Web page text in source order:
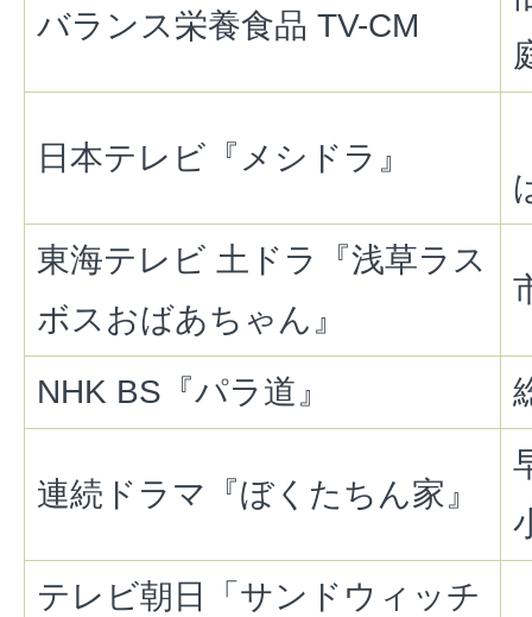
バランス栄養食品 TV-CM
日本テレビ『メシドラ』
東海テレビ 土ドラ『浅草ラス
ボスおばあちゃん』
NHK BS『パラ道』
連続ドラマ『ぼくたちん家』
テレビ朝日「サンドウィッチ